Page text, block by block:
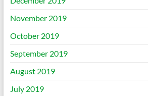
November 2019
October 2019
September 2019
August 2019
July 2019